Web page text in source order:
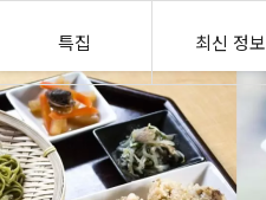
특집 최신 정보